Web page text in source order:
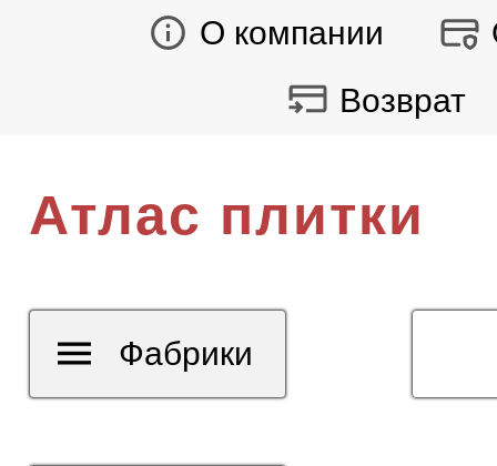
О компании
Возврат
Атлас плитки
Фабрики